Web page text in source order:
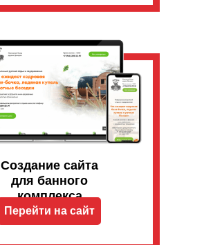
Создание сайта
для банного
комплекса
Перейти на сайт